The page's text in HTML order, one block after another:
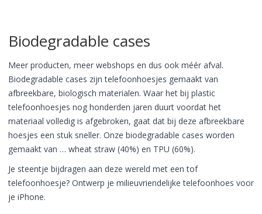
Biodegradable cases
Meer producten, meer webshops en dus ook méér afval.
Biodegradable cases zijn telefoonhoesjes gemaakt van
afbreekbare, biologisch materialen. Waar het bij plastic
telefoonhoesjes nog honderden jaren duurt voordat het
materiaal volledig is afgebroken, gaat dat bij deze afbreekbare
hoesjes een stuk sneller. Onze biodegradable cases worden
gemaakt van … wheat straw (40%) en TPU (60%).
Je steentje bijdragen aan deze wereld met een tof
telefoonhoesje? Ontwerp je milieuvriendelijke telefoonhoes voor
je iPhone.